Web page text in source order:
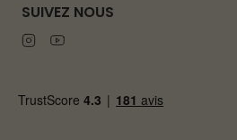
SUIVEZ NOUS
Instagram
Youtube